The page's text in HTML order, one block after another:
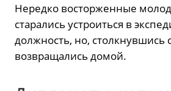
Нередко восторженные
старались устроиться в
должность, но, столкнувшись
возвращались домой.